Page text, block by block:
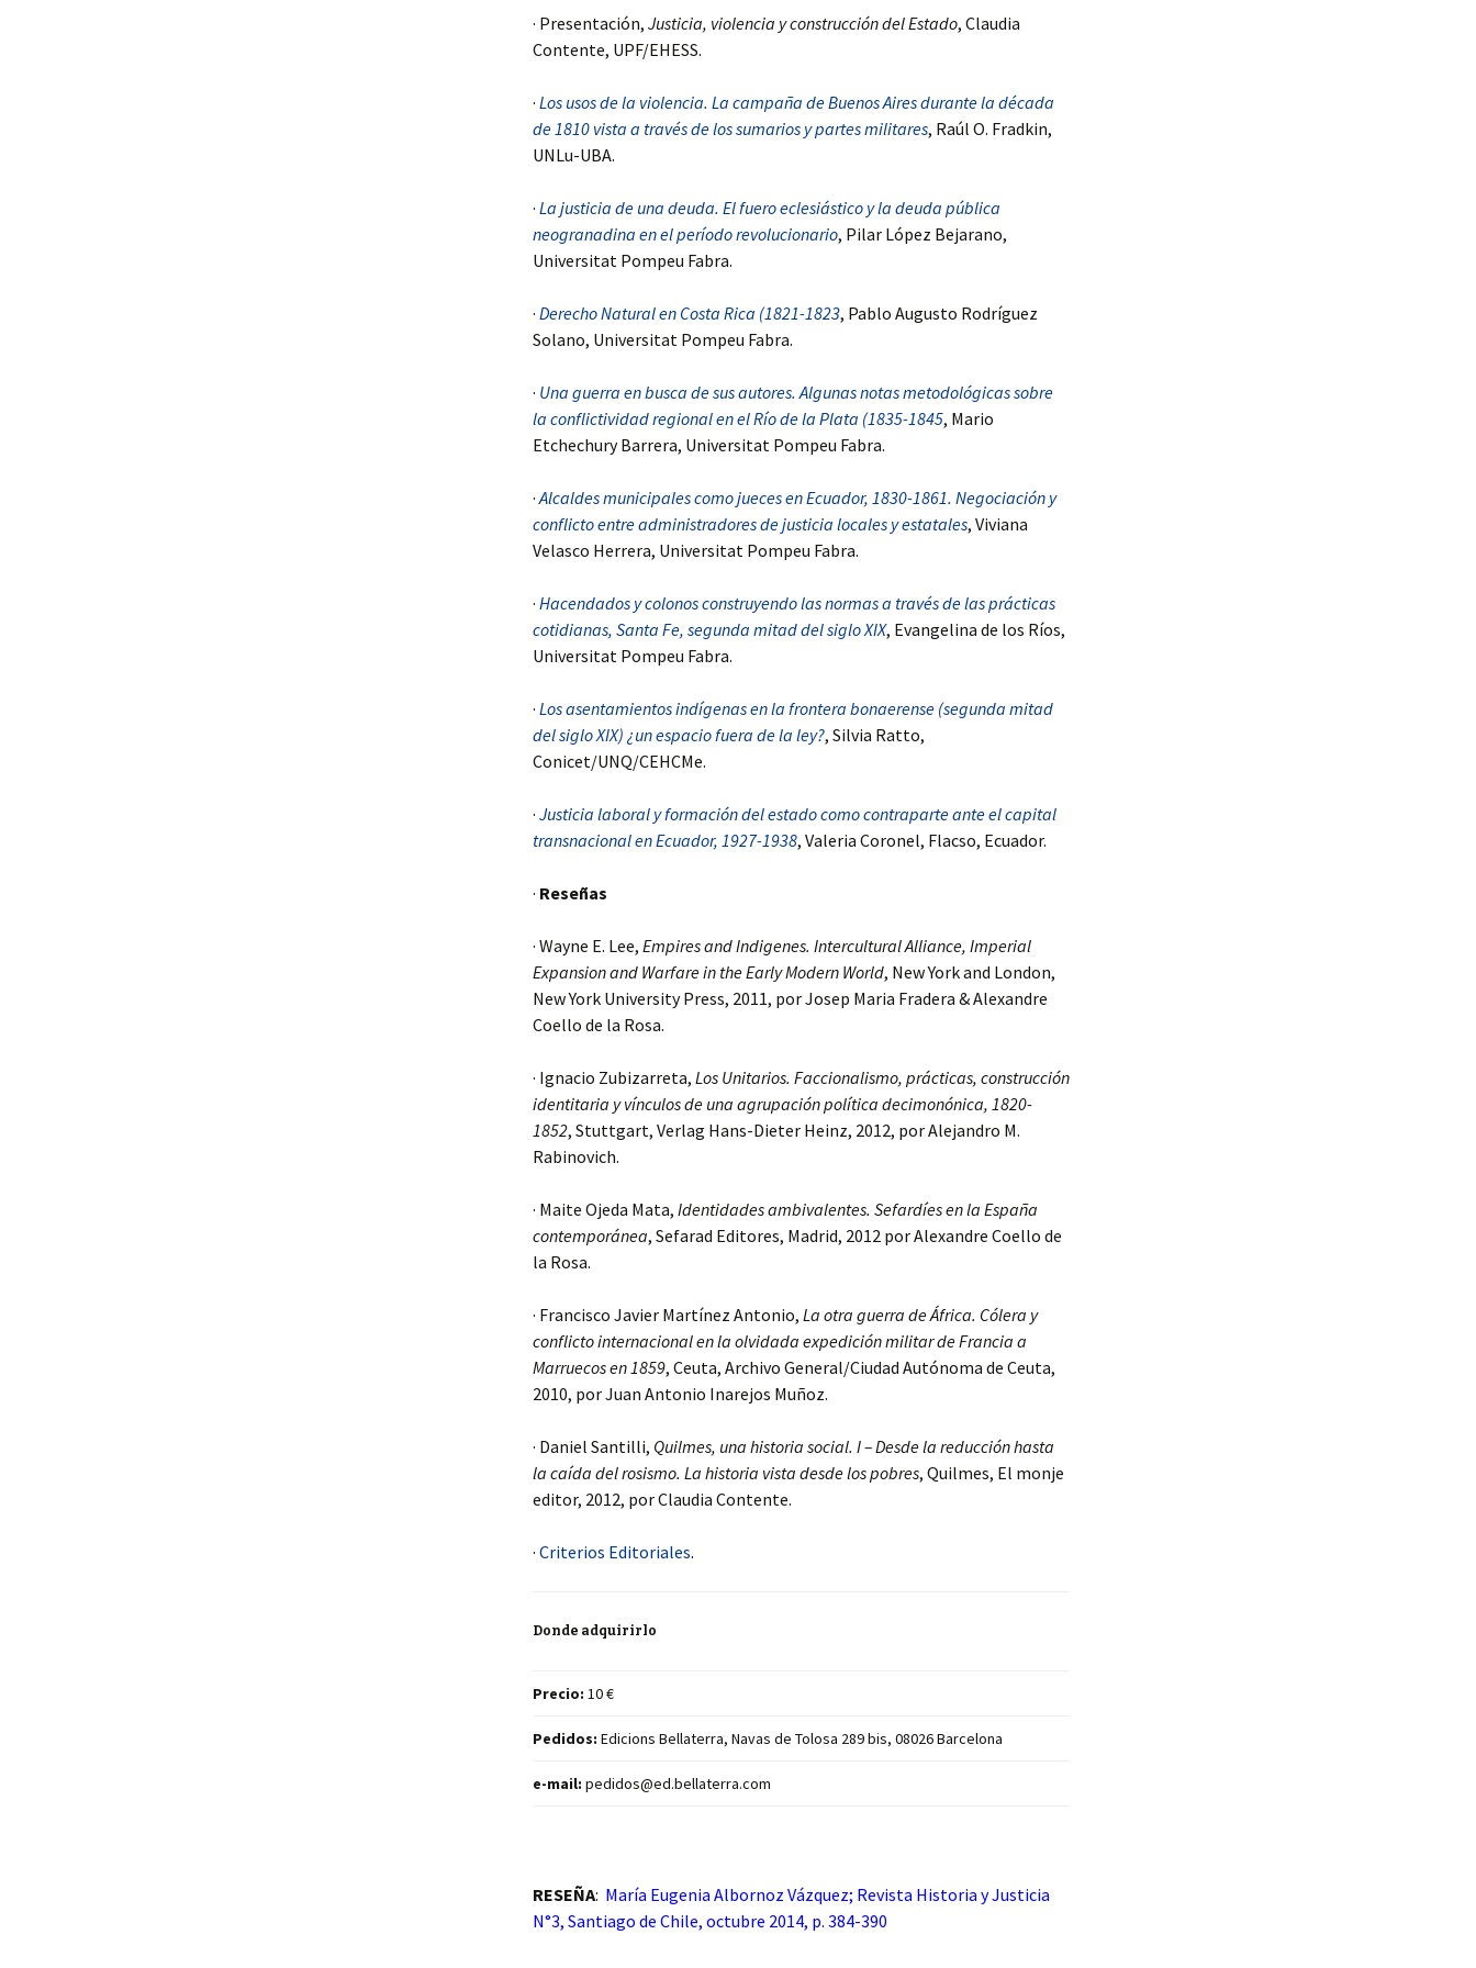
WORKSHOP 2012,
JUSTICIA, VIOLENCIA Y
CONSTRUCCIÓN
ECUADOR
ESTADO EN UNA
FRONTERA SUD-
ATLÁNTICA,
EL PROCESO DE
CONSTRUCCIÓN
LATIN AMERICAN
BUREAUCRACY AND THE
SERVE THE POWER (S),
JUSTICIA, VIOLENCIA Y
CONSTRUCCIÓN DEL
ESTADO
LAS FUERZAS DE
GUERRA EN LA
CONSTRUCCIÓN DEL
ESTADO: AMÉRICA
CONFIGURACIONES
ESTATALES, REGIONES Y
SOCIEDADES LOCALES.
MENSURAR LA TIERRA,
TERRITORIO. AMÉRICA
FISCALIDAD Y
CONSTRUCCIÓN
DEL PROYECTO EN 2017
· Presentación, Justicia, violencia y construcción del Estado, Claudia
Contente, UPF/EHESS.
· Los usos de la violencia. La campaña de Buenos Aires durante la década
de 1810 vista a través de los sumarios y partes militares, Raúl O. Fradkin,
UNLu-UBA.
· La justicia de una deuda. El fuero eclesiástico y la deuda pública
neogranadina en el período revolucionario, Pilar López Bejarano,
Universitat Pompeu Fabra.
· Derecho Natural en Costa Rica (1821-1823, Pablo Augusto Rodríguez
Solano, Universitat Pompeu Fabra.
· Una guerra en busca de sus autores. Algunas notas metodológicas sobre
la conflictividad regional en el Río de la Plata (1835-1845, Mario
Etchechury Barrera, Universitat Pompeu Fabra.
·Alcaldes municipales como jueces en Ecuador, 1830-1861. Negociación y
conflicto entre administradores de justicia locales y estatales, Viviana
Velasco Herrera, Universitat Pompeu Fabra.
· Hacendados y colonos construyendo las normas a través de las prácticas
cotidianas, Santa Fe, segunda mitad del siglo XIX, Evangelina de los Ríos,
Universitat Pompeu Fabra.
· Los asentamientos indígenas en la frontera bonaerense (segunda mitad
del siglo XIX) ¿un espacio fuera de la ley?, Silvia Ratto,
Conicet/UNQ/CEHCMe.
· Justicia laboral y formación del estado como contraparte ante el capital
transnacional en Ecuador, 1927-1938, Valeria Coronel, Flacso, Ecuador.
· Reseñas
· Wayne E. Lee, Empires and Indigenes. Intercultural Alliance, Imperial
Expansion and Warfare in the Early Modern World, New York and London,
New York University Press, 2011, por Josep Maria Fradera & Alexandre
Coello de la Rosa.
· Ignacio Zubizarreta, Los Unitarios. Faccionalismo, prácticas, construcción
identitaria y vínculos de una agrupación política decimonónica, 1820-
1852, Stuttgart, Verlag Hans-Dieter Heinz, 2012, por Alejandro M.
Rabinovich.
· Maite Ojeda Mata, Identidades ambivalentes. Sefardíes en la España
contemporánea, Sefarad Editores, Madrid, 2012 por Alexandre Coello de
la Rosa.
· Francisco Javier Martínez Antonio, La otra guerra de África. Cólera y
conflicto internacional en la olvidada expedición militar de Francia a
Marruecos en 1859, Ceuta, Archivo General/Ciudad Autónoma de Ceuta,
2010, por Juan Antonio Inarejos Muñoz.
· Daniel Santilli, Quilmes, una historia social. I – Desde la reducción hasta
la caída del rosismo. La historia vista desde los pobres, Quilmes, El monje
editor, 2012, por Claudia Contente.
· Criterios Editoriales.
Donde adquirirlo
Precio: 10 €
Pedidos: Edicions Bellaterra, Navas de Tolosa 289 bis, 08026 Barcelona
e-mail: pedidos@ed.bellaterra.com
RESEÑA: María Eugenia Albornoz Vázquez; Revista Historia y Justicia
N°3, Santiago de Chile, octubre 2014, p. 384-390